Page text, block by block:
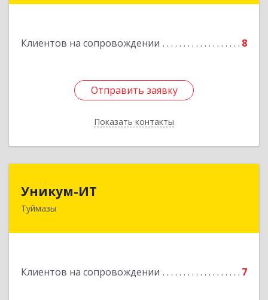
Клиентов на сопровождении 8
Отправить заявку
Показать контакты
Отправить заявку
Назад
Уникум-ИТ
Туймазы
Клиентов на сопровождении 7
452757, Башкортостан Респ, Туймазинский р-н,